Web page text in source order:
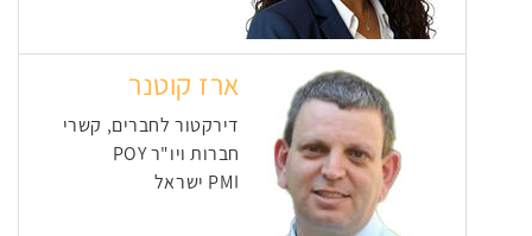
ארז קוטנר
דירקטור לחברים, קשרי
חברות ויו"ר POY
PMI ישראל